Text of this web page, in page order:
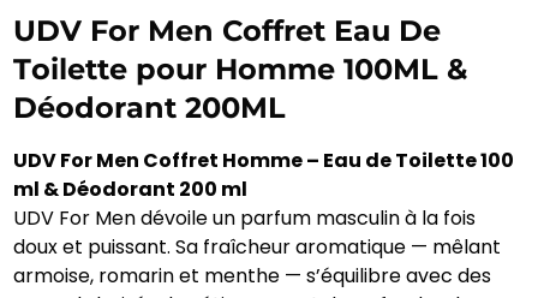
UDV For Men Coffret Eau De
Toilette pour Homme 100ML &
Déodorant 200ML
UDV For Men Coffret Homme – Eau de Toilette 100
ml & Déodorant 200 ml
UDV For Men dévoile un parfum masculin à la fois
doux et puissant. Sa fraîcheur aromatique — mêlant
armoise, romarin et menthe — s’équilibre avec des